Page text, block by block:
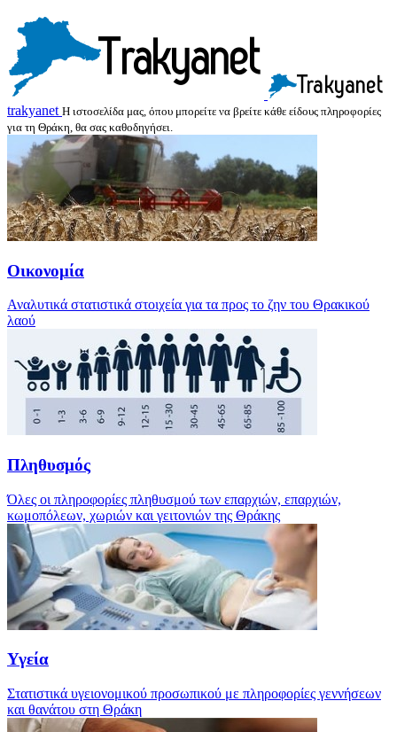
trakyanet Η ιστοσελίδα μας, όπου μπορείτε να βρείτε κάθε είδους πληροφορίες
για τη Θράκη, θα σας καθοδηγήσει.
Οικονομία
Αναλυτικά στατιστικά στοιχεία για τα προς το ζην του Θρακικού
λαού
Πληθυσμός
Όλες οι πληροφορίες πληθυσμού των επαρχιών, επαρχιών,
κωμοπόλεων, χωριών και γειτονιών της Θράκης
Υγεία
Στατιστικά υγειονομικού προσωπικού με πληροφορίες γεννήσεων
και θανάτου στη Θράκη